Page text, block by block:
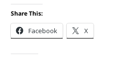
Share This:
Facebook X